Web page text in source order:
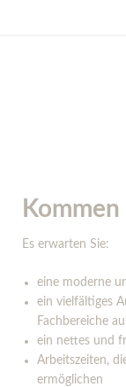
Kommen
Es erwarten Sie:
eine moderne
ein vielfältiges
Fachbereiche
ein nettes und
Arbeitszeiten,
ermöglichen